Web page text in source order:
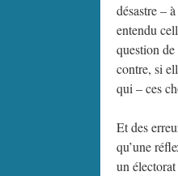
désastre –
entendu
question
contre, si
qui – ces
Et des
qu’une
un